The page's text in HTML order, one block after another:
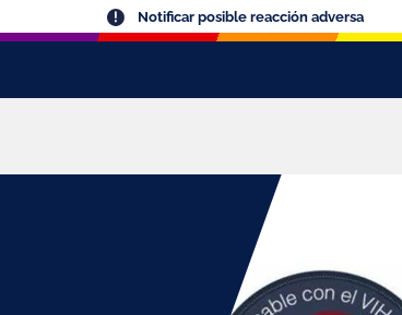
Notificar posible reacción adversa